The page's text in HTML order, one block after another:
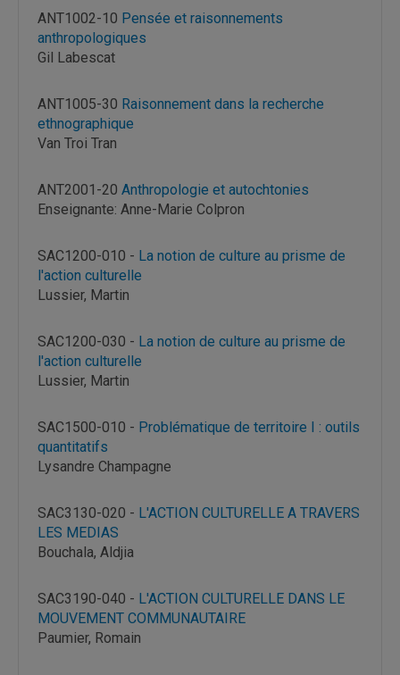
ANT1002-10 Pensée et raisonnements
anthropologiques
Gil Labescat
ANT1005-30 Raisonnement dans la recherche
ethnographique
Van Troi Tran
ANT2001-20 Anthropologie et autochtonies
Enseignante: Anne-Marie Colpron
SAC1200-010 - La notion de culture au prisme de
l'action culturelle
Lussier, Martin
SAC1200-030 - La notion de culture au prisme de
l'action culturelle
Lussier, Martin
SAC1500-010 - Problématique de territoire I : outils
quantitatifs
Lysandre Champagne
SAC3130-020 - L'ACTION CULTURELLE A TRAVERS
LES MEDIAS
Bouchala, Aldjia
SAC3190-040 - L'ACTION CULTURELLE DANS LE
MOUVEMENT COMMUNAUTAIRE
Paumier, Romain